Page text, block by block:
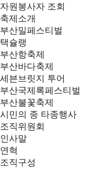
자원봉사자 조회
축제소개
부산밀페스티벌
택슐랭
부산항축제
부산바다축제
세븐브릿지 투어
부산국제록페스티벌
부산불꽃축제
시민의 종 타종행사
조직위원회
인사말
연혁
조직구성